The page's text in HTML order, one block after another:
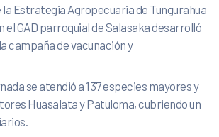
Estrategia Agropecuaria de Tungurahua
el GAD parroquial de Salasaka desarrolló
campaña de vacunación y
se atendió a 137 especies mayores y
Huasalata y Patuloma, cubriendo un